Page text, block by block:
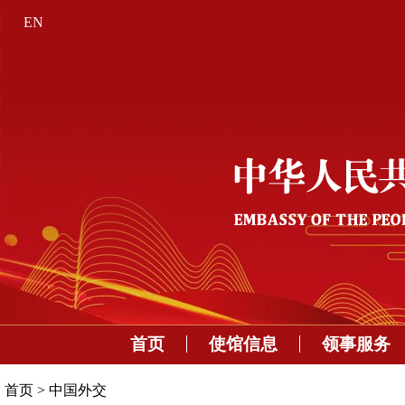
EN
首页 使馆信息 领事服务
首页 > 中国外交